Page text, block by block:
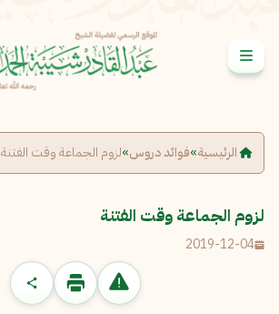
الرئيسية»فوائد دروس»لزوم الجماعة وقت الفتنة
لزوم الجماعة وقت الفتنة
2019-12-04
الإبلاغ عن مشكلة
الرسالة